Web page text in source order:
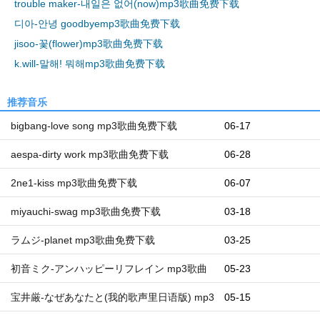
trouble maker-내일은 없어(now)mp3歌曲免费下载
디아-안녕 goodbyemp3歌曲免费下载
jisoo-꽃(flower)mp3歌曲免费下载
k.will-말해! 뭐해mp3歌曲免费下载
推荐音乐
06-17
bigbang-love song mp3歌曲免费下载
06-28
aespa-dirty work mp3歌曲免费下载
06-07
2ne1-kiss mp3歌曲免费下载
03-18
miyauchi-swag mp3歌曲免费下载
03-25
ラムジ-planet mp3歌曲免费下载
05-23
初音ミク-アンハッピーリフレイン mp3歌曲
免费下载 05-15
宝井厳-なぜあなたと(我的歌声里日语版) mp3